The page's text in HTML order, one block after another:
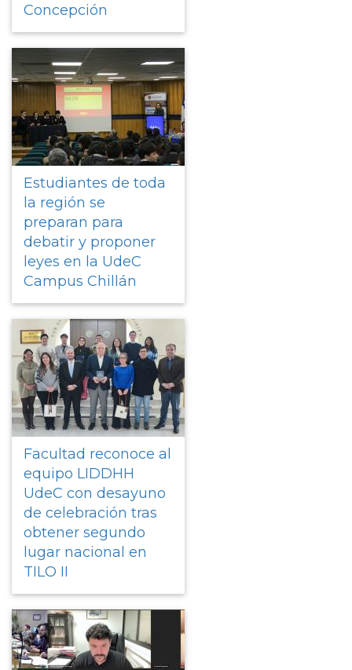
Concepción
Estudiantes de toda
la región se
preparan para
debatir y proponer
leyes en la UdeC
Campus Chillán
Facultad reconoce al
equipo LIDDHH
UdeC con desayuno
de celebración tras
obtener segundo
lugar nacional en
TILO II